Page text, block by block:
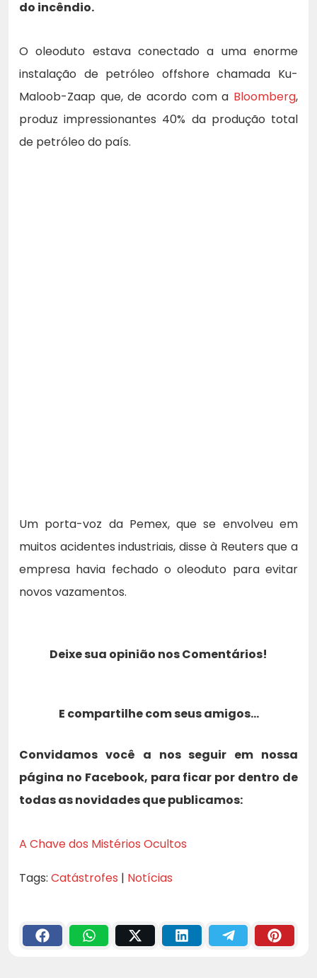
do incêndio.
O oleoduto estava conectado a uma enorme
instalação de petróleo offshore chamada Ku-
Maloob-Zaap que, de acordo com a Bloomberg,
produz impressionantes 40% da produção total
de petróleo do país.
Um porta-voz da Pemex, que se envolveu em
muitos acidentes industriais, disse à Reuters que a
empresa havia fechado o oleoduto para evitar
novos vazamentos.
Deixe sua opinião nos Comentários!
E compartilhe com seus amigos…
Convidamos você a nos seguir em nossa
página no Facebook, para ficar por dentro de
todas as novidades que publicamos:
A Chave dos Mistérios Ocultos
Tags: Catástrofes | Notícias